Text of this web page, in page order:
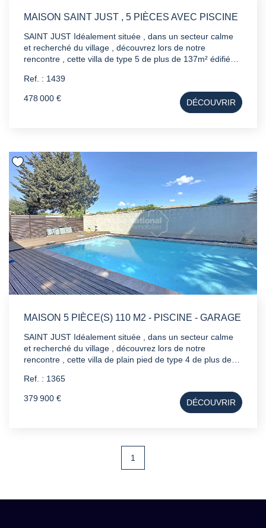
MAISON SAINT JUST , 5 PIÈCES AVEC PISCINE
SAINT JUST Idéalement située , dans un secteur calme
et recherché du village , découvrez lors de notre
rencontre , cette villa de type 5 de plus de 137m² édifiée
A savoir : - Grande Piscine chauffée - Aucun vis a vis -
Double vitrage PVC - Forage - Plusieurs stationnements -
Arrosage automatique
Ref. : 1439
478 000 € DÉCOUVRIR
MAISON 5 PIÈCE(S) 110 M2 - PISCINE - GARAGE
SAINT JUST Idéalement située , dans un secteur calme
et recherché du village , découvrez lors de notre
rencontre , cette villa de plain pied de type 4 de plus de
complète le bien . A savoir : - Piscine - Aucun vis a vis -
Double vitrage PVC - Forage - Plusieurs stationnements -
Arrosage automatique
Ref. : 1365
379 900 € DÉCOUVRIR
1